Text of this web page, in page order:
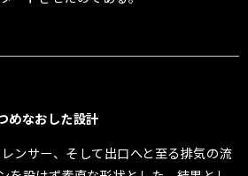
めなおした設計
ンサー、そして出口へと至る排気の流